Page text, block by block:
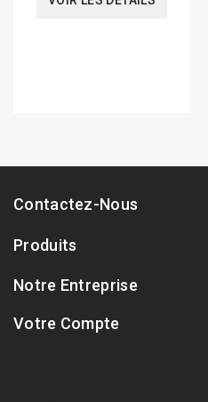
Contactez-Nous
Produits
Notre Entreprise
Votre Compte